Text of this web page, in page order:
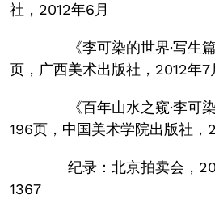
社，2012年6月
《李可染的世界·写生篇
页，广西美术出版社，2012年7
《百年山水之窥·李可
196页，中国美术学院出版社，
纪录：北京拍卖会，
1367